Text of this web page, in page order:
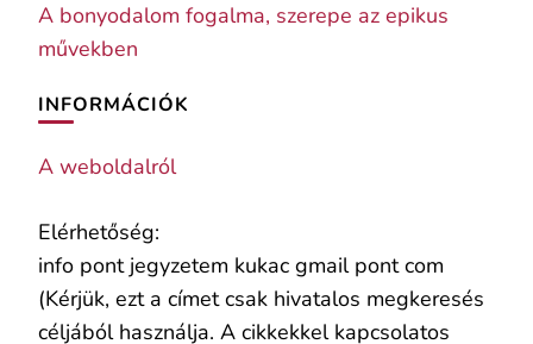
A bonyodalom fogalma, szerepe az epikus
művekben
INFORMÁCIÓK
A weboldalról
Elérhetőség:
info pont jegyzetem kukac gmail pont com
(Kérjük, ezt a címet csak hivatalos megkeresés
céljából használja. A cikkekkel kapcsolatos